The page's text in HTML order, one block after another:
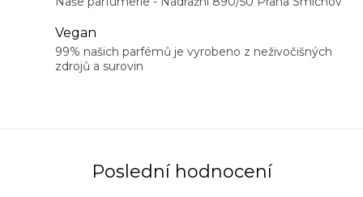
Vegan
99% našich parfémů je vyrobeno z neživočišných
zdrojů a surovin
Poslední hodnocení